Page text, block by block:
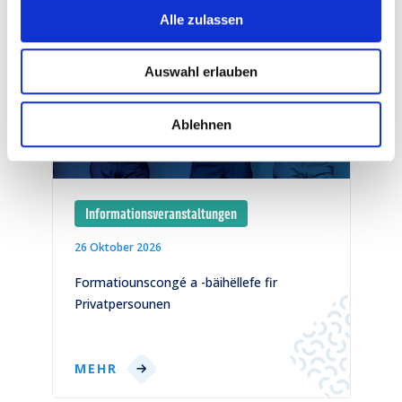
Alle zulassen
Auswahl erlauben
Ablehnen
Informationsveranstaltungen
26 Oktober 2026
Formatiounscongé a -bäihëllefe fir
Privatpersounen
MEHR